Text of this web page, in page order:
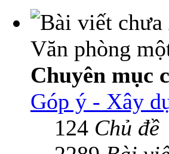
Văn phòng
Chuyên mục
Góp ý - Xây
124 Chủ đề